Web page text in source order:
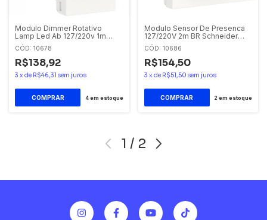
Modulo Dimmer Rotativo
Lamp Led Ab 127/220v 1m
Schneider Orion
CÓD: 10678
R$138,92
3 x de R$46,31 sem juros
4em estoque
Modulo Sensor De Presenca
127/220V 2m BR Schneider
Orion
CÓD: 10686
R$154,50
3 x de R$51,50 sem juros
2 em estoque
1 / 2